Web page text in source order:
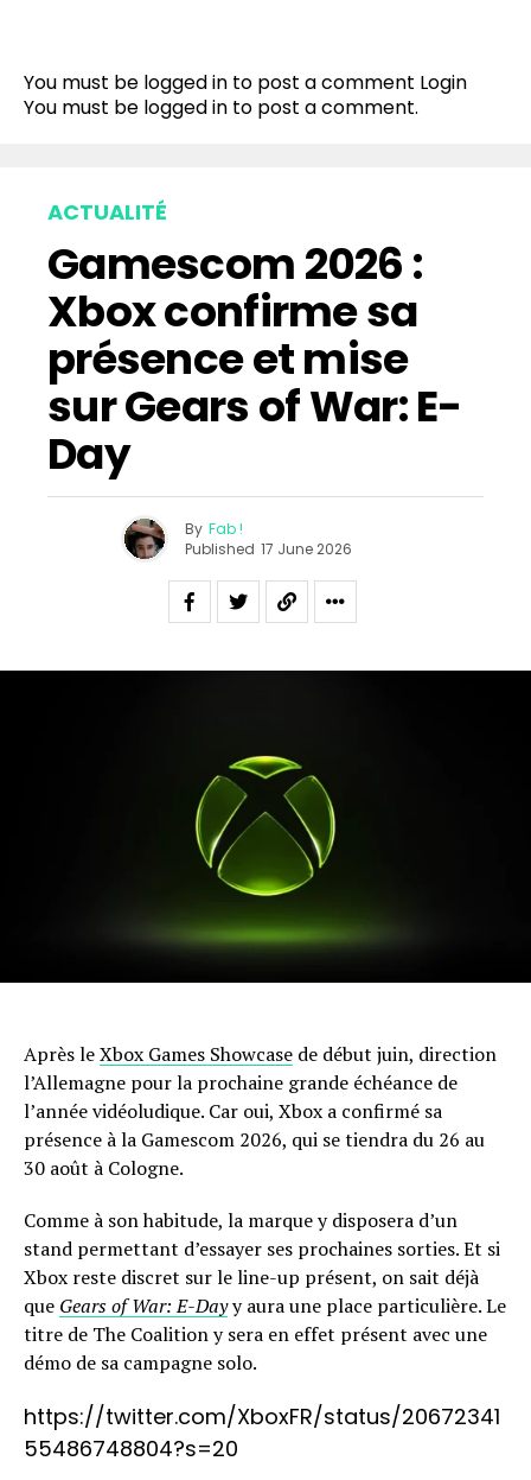
You must be logged in to post a comment Login
You must be logged in to post a comment.
ACTUALITÉ
Gamescom 2026 :
Xbox confirme sa
présence et mise
sur Gears of War: E-
Day
By Fab !
Published 17 June 2026
Après leXbox Games Showcase de début juin, direction
l’Allemagne pour la prochaine grande échéance de
l’année vidéoludique. Car oui, Xbox a confirmé sa
présence à la Gamescom 2026, qui se tiendra du 26 au
30 août à Cologne.
Comme à son habitude, la marque y disposera d’un
stand permettant d’essayer ses prochaines sorties. Et si
Xbox reste discret sur le line-up présent, on sait déjà
que Gears of War: E-Dayy aura une place particulière. Le
titre de The Coalition y sera en effet présent avec une
démo de sa campagne solo.
https://twitter.com/XboxFR/status/20672341
55486748804?s=20